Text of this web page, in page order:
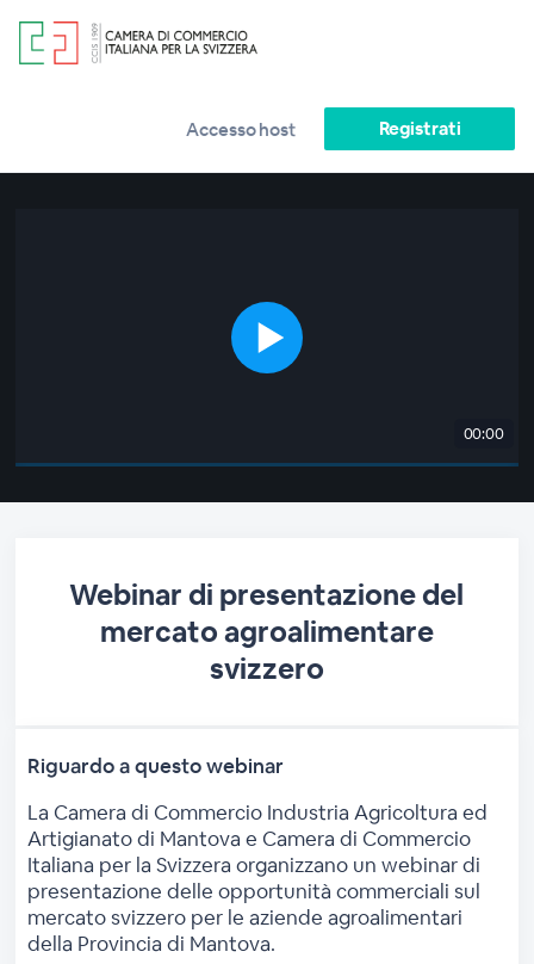
Accesso host Registrati
00:00
Webinar di presentazione del
mercato agroalimentare
svizzero
Riguardo a questo webinar
La Camera di Commercio Industria Agricoltura ed
Artigianato di Mantova e Camera di Commercio
Italiana per la Svizzera organizzano un webinar di
presentazione delle opportunità commerciali sul
mercato svizzero per le aziende agroalimentari
della Provincia di Mantova.